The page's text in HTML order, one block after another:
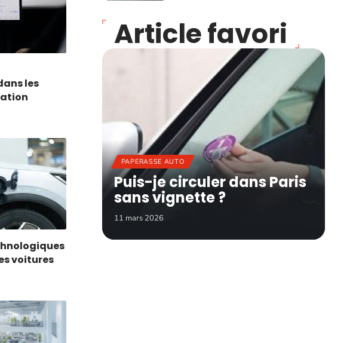
les
voitures
Article favori
PAPERASSE AUTO
Puis-je circuler dans Paris
sans vignette ?
11 mars 2026